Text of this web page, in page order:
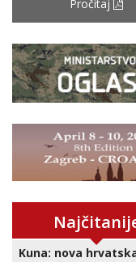
Pročitaj
Kuna: nova